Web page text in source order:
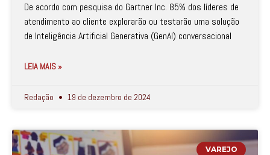
De acordo com pesquisa do Gartner Inc. 85% dos líderes de
atendimento ao cliente explorarão ou testarão uma solução
de Inteligência Artificial Generativa (GenAI) conversacional
LEIA MAIS »
Redação 19 de dezembro de 2024
VAREJO